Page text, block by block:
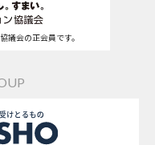
議会の正会員です。